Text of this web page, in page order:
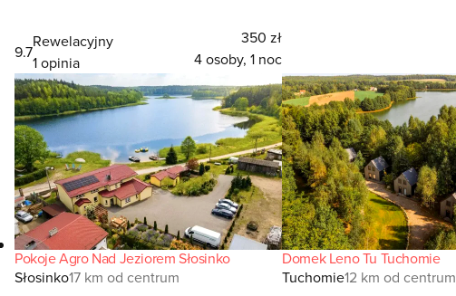
9.7
Rewelacyjny
1 opinia
350 zł
4 osoby, 1 noc
Pokoje Agro Nad Jeziorem Słosinko
Słosinko17 km od centrum
Domek Leno Tu Tuchomie
Tuchomie12 km od centrum